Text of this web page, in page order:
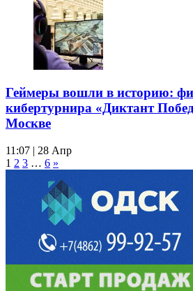
Геймеры вошли в историю:
кибертурнира «Диктант
Москве
11:07 | 28 Апр
1 2 3 … 6 »